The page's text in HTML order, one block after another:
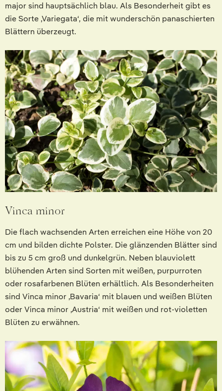
major sind hauptsächlich blau. Als Besonderheit gibt es
die Sorte ‚Variegata‘, die mit wunderschön panaschierten
Blättern überzeugt.
Vinca minor
Die flach wachsenden Arten erreichen eine Höhe von 20
cm und bilden dichte Polster. Die glänzenden Blätter sind
bis zu 5 cm groß und dunkelgrün. Neben blauviolett
blühenden Arten sind Sorten mit weißen, purpurroten
oder rosafarbenen Blüten erhältlich. Als Besonderheiten
sind Vinca minor ‚Bavaria‘ mit blauen und weißen Blüten
oder Vinca minor ‚Austria‘ mit weißen und rot-violetten
Blüten zu erwähnen.